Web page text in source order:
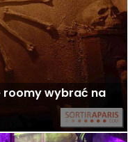
roomy wybrać na